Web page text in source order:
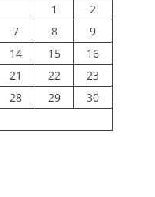
1
2
7 8
9
14 15
16
21 22
23
28 29
30